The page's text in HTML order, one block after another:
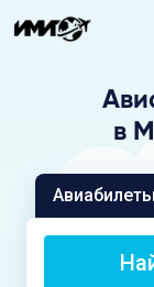
в
Авиабилеты